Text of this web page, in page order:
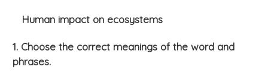
Human impact on ecosystems
1. Choose the correct meanings of the word and
phrases.